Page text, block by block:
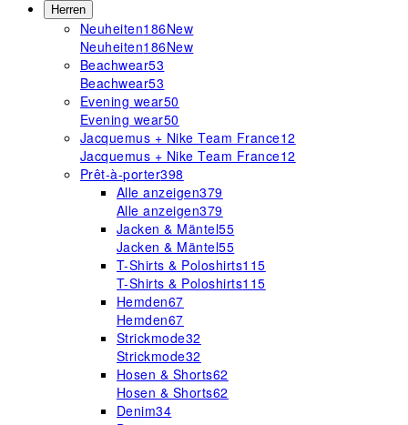
Herren
Neuheiten186New
Neuheiten186New
Beachwear53
Beachwear53
Evening wear50
Evening wear50
Jacquemus + Nike Team France12
Jacquemus + Nike Team France12
Prêt-à-porter398
Alle anzeigen379
Alle anzeigen379
Jacken & Mäntel55
Jacken & Mäntel55
T-Shirts & Poloshirts115
T-Shirts & Poloshirts115
Hemden67
Hemden67
Strickmode32
Strickmode32
Hosen & Shorts62
Hosen & Shorts62
Denim34